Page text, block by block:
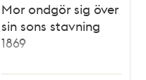
Mor ondgör sig över
sin sons stavning
1869